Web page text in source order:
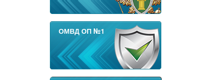
ОМВД ОП №1